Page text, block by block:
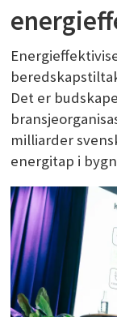
Det er
milliarder
energitap i